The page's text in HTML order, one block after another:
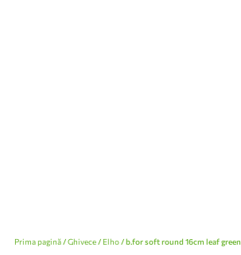
Prima pagină/Ghivece/ Elho/ b.for soft round 16cm leaf green